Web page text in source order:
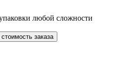
любой сложности
заказа